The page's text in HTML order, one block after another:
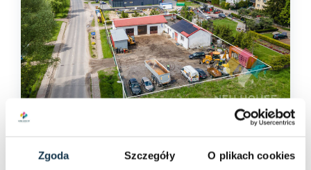
Zgoda Szczegóły O plikach cookies
2x hala, biuro, myjnia, plac